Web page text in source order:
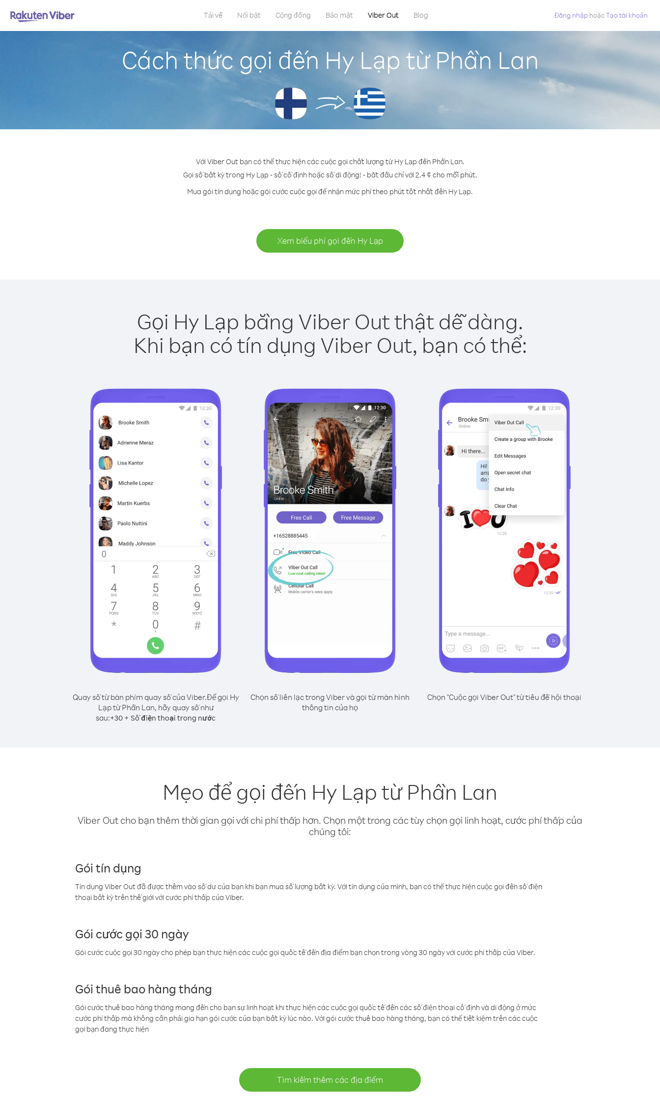
Tải về Nổi bật Cộng đồng Bảo mật Viber Out Blog Đăng nhập hoặcTạo tài khoản
Cách thức gọi đến Hy Lạp từ Phần Lan
Với Viber Out bạn có thể thực hiện các cuộc gọi chất lượng từ Hy Lạp đến Phần Lan.
Gọi số bất kỳ trong Hy Lạp - số cố định hoặc số di động! - bắt đầu chỉ với 2.4 ¢ cho mỗi phút.
Mua gói tín dụng hoặc gói cước cuộc gọi để nhận mức phí theo phút tốt nhất đến Hy Lạp.
Xem biểu phí gọi đến Hy Lạp
Gọi Hy Lạp bằng Viber Out thật dễ dàng.
Khi bạn có tín dụng Viber Out, bạn có thể:
Quay số từ bàn phím quay số của Viber.Để gọi Hy
Lạp từ Phần Lan, hãy quay số như
sau:+30 + Số điện thoại trong nước
Chọn số liên lạc trong Viber và gọi từ màn hình
thông tin của họ
Chọn "Cuộc gọi Viber Out" từ tiêu đề hội thoại
Mẹo để gọi đến Hy Lạp từ Phần Lan
Viber Out cho bạn thêm thời gian gọi với chi phí thấp hơn. Chọn một trong các tùy chọn gọi linh hoạt, cước phí thấp của
chúng tôi:
Gói tín dụng
Tín dụng Viber Out đã được thêm vào số dư của bạn khi bạn mua số lượng bất kỳ. Với tín dụng của mình, bạn có thể thực hiện cuộc gọi đến số điện
thoại bất kỳ trên thế giới với cước phí thấp của Viber.
Gói cước gọi 30 ngày
Gói cước cuộc gọi 30 ngày cho phép bạn thực hiện các cuộc gọi quốc tế đến địa điểm bạn chọn trong vòng 30 ngày với cước phí thấp của Viber.
Gói thuê bao hàng tháng
Gói cước thuê bao hàng tháng mang đến cho bạn sự linh hoạt khi thực hiện các cuộc gọi quốc tế đến các số điện thoại cố định và di động ở mức
cước phí thấp mà không cần phải gia hạn gói cước của bạn bất kỳ lúc nào. Với gói cước thuê bao hàng tháng, bạn có thể tiết kiệm trên các cuộc
gọi bạn đang thực hiện
Tìm kiếm thêm các địa điểm